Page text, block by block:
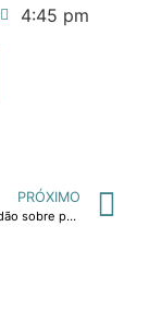
4:45 pm
PRÓXIMO
Matéria do Estadão sobre participação de Ricardo Amorim em debate sobre oportunidades e riscos no corredor Brasil-China